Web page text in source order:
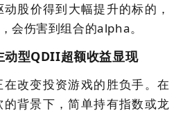
股价得到大幅提升的标的，
会伤害到组合的alpha。
动型QDII超额收益显现
改变投资游戏的胜负手。在
背景下，简单持有指数或龙